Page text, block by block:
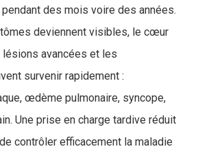
pendant des mois voire des années.
deviennent visibles, le cœur
avancées et les
survenir rapidement :
œdème pulmonaire, syncope,
Une prise en charge tardive réduit
contrôler efficacement la maladie